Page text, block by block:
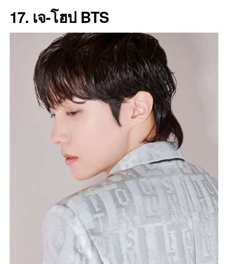
17. เจ-โฮป BTS